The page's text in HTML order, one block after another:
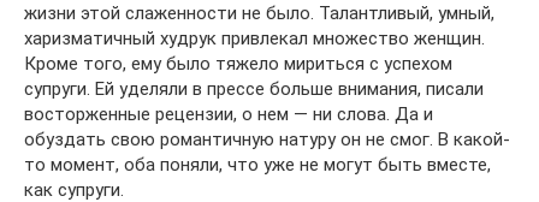
жизни этой слаженности не было. Талантливый, умный,
харизматичный худрук привлекал множество женщин.
Кроме того, ему было тяжело мириться с успехом
супруги. Ей уделяли в прессе больше внимания, писали
восторженные рецензии, о нем — ни слова. Да и
обуздать свою романтичную натуру он не смог. В какой-
то момент, оба поняли, что уже не могут быть вместе,
как супруги.